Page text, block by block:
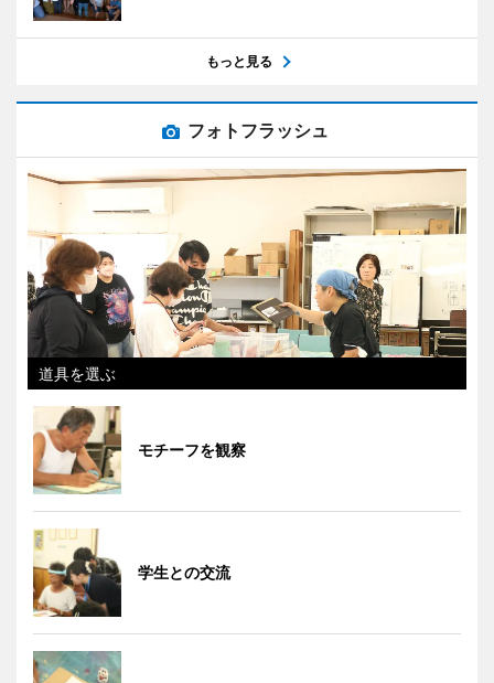
もっと見る
フォトフラッシュ
道具を選ぶ
モチーフを観察
学生との交流